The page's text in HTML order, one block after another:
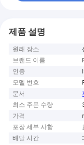
제품 설명
원래 장소
브랜드 이름
인증
모델 번호
문서
최소 주문 수량
가격
포장 세부 사항
배달 시간